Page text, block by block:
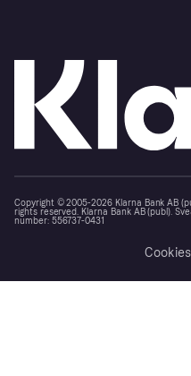
Copyright © 2005-2026 Klarna Bank AB
rights reserved. Klarna Bank AB (publ).
number: 556737-0431
Cookies